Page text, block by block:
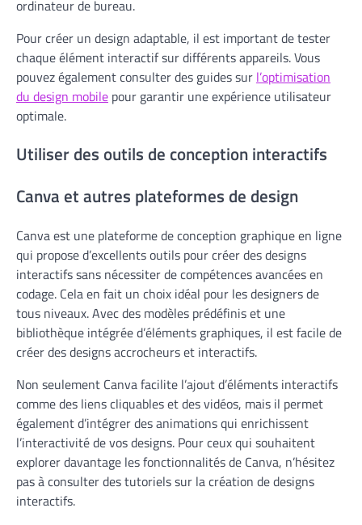
ordinateur de bureau.
Pour créer un design adaptable, il est important de tester
chaque élément interactif sur différents appareils. Vous
pouvez également consulter des guides sur l’optimisation
du design mobile pour garantir une expérience utilisateur
optimale.
Utiliser des outils de conception interactifs
Canva et autres plateformes de design
Canva est une plateforme de conception graphique en ligne
qui propose d’excellents outils pour créer des designs
interactifs sans nécessiter de compétences avancées en
codage. Cela en fait un choix idéal pour les designers de
tous niveaux. Avec des modèles prédéfinis et une
bibliothèque intégrée d’éléments graphiques, il est facile de
créer des designs accrocheurs et interactifs.
Non seulement Canva facilite l’ajout d’éléments interactifs
comme des liens cliquables et des vidéos, mais il permet
également d’intégrer des animations qui enrichissent
l’interactivité de vos designs. Pour ceux qui souhaitent
explorer davantage les fonctionnalités de Canva, n’hésitez
pas à consulter des tutoriels sur la création de designs
interactifs.